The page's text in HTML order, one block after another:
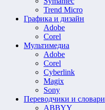
Trend Micro
Графика и дизайн
Adobe
Corel
Мультимедиа
Adobe
Corel
Cyberlink
Magix
Sony
Переводчики и словари
ABBYY